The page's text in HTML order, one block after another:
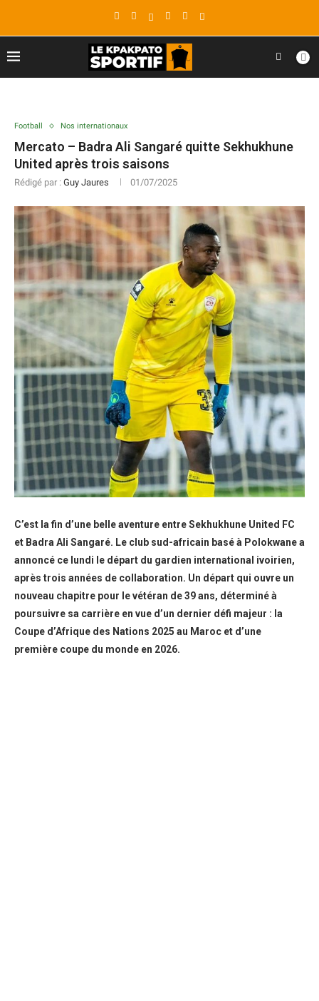
Football Nos internationaux
Mercato – Badra Ali Sangaré quitte Sekhukhune
United après trois saisons
Rédigé par : Guy Jaures 01/07/2025
C’est la fin d’une belle aventure entre Sekhukhune United FC
et Badra Ali Sangaré. Le club sud-africain basé à Polokwane a
annoncé ce lundi le départ du gardien international ivoirien,
après trois années de collaboration. Un départ qui ouvre un
nouveau chapitre pour le vétéran de 39 ans, déterminé à
poursuivre sa carrière en vue d’un dernier défi majeur : la
Coupe d’Afrique des Nations 2025 au Maroc et d’une
première coupe du monde en 2026.